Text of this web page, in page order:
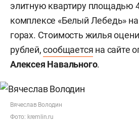
элитную квартиру площадью
комплексе «Белый Лебедь»
горах. Стоимость жилья
рублей,сообщается на сайте
Алексея Навального.
Вячеслав Володин
Фото: kremlin.ru